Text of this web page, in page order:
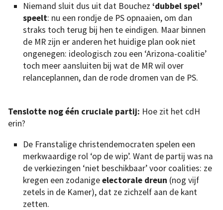
Niemand sluit dus uit dat Bouchez ‘dubbel spel’
speelt: nu een rondje de PS opnaaien, om dan
straks toch terug bij hen te eindigen. Maar binnen
de MR zijn er anderen het huidige plan ook niet
ongenegen: ideologisch zou een ‘Arizona-coalitie’
toch meer aansluiten bij wat de MR wil over
relanceplannen, dan de rode dromen van de PS.
Tenslotte nog één cruciale partij: Hoe zit het cdH
erin?
De Franstalige christendemocraten spelen een
merkwaardige rol ‘op de wip’. Want de partij was na
de verkiezingen ‘niet beschikbaar’ voor coalities: ze
kregen een zodanigeelectorale dreun (nog vijf
zetels in de Kamer), dat ze zichzelf aan de kant
zetten.